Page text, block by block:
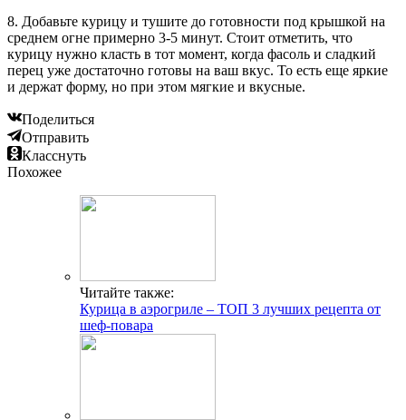
8. Добавьте курицу и тушите до готовности под крышкой на
среднем огне примерно 3-5 минут. Стоит отметить, что
курицу нужно класть в тот момент, когда фасоль и сладкий
перец уже достаточно готовы на ваш вкус. То есть еще яркие
и держат форму, но при этом мягкие и вкусные.
Поделиться
Отправить
Класснуть
Похожее
Читайте также:
Курица в аэрогриле – ТОП 3 лучших рецепта от
шеф-повара